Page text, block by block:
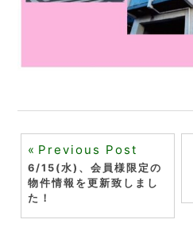
投
稿
ナ
Previous Post
6/15(水)、会員様限定の
物件情報を更新致しまし
た！